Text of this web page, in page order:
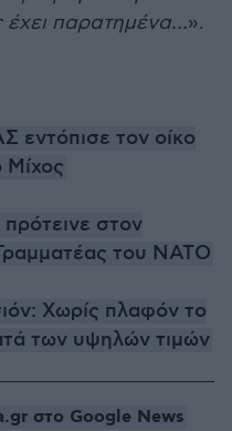
έχει παρατημένα…».
εντόπισε τον οίκο
Μίχος
στον
Γραμματέας του ΝΑΤΟ
Χωρίς πλαφόν το
των υψηλών τιμών
στο Google News